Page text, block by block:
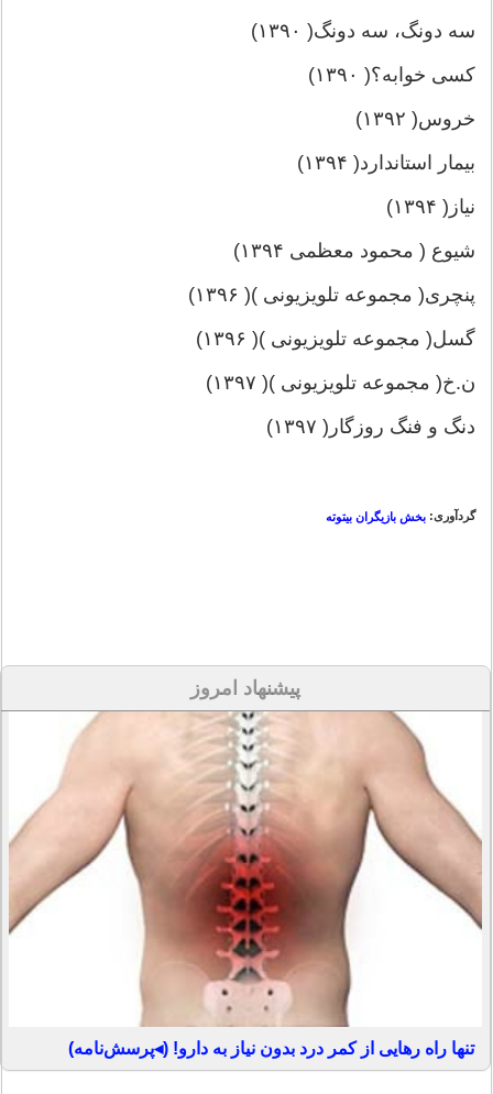
سه دونگ، سه دونگ( ۱۳۹۰)
کسی خوابه؟( ۱۳۹۰)
خروس( ۱۳۹۲)
بیمار استاندارد( ۱۳۹۴)
نیاز( ١٣٩۴)
شیوع ( محمود معظمی ۱۳۹۴)
پنچری( مجموعه تلویزیونی )( ۱۳۹۶)
گسل( مجموعه تلویزیونی )( ۱۳۹۶)
ن.خ( مجموعه تلویزیونی )( ۱۳۹۷)
دنگ و فنگ روزگار( ۱۳۹۷)
گردآوری: بخش بازیگران بیتوته
پیشنهاد امروز
تنها راه رهایی از کمر درد بدون نیاز به دارو! (◂پرسش‌نامه)